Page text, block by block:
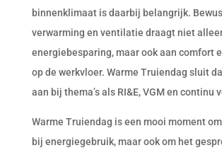
binnenklimaat is daarbij belangrijk.
verwarming en ventilatie draagt niet
energiebesparing, maar ook aan comfort
op de werkvloer. Warme Truiendag sluit
aan bij thema’s als RI&E, VGM en continu
Warme Truiendag is een mooi moment
bij energiegebruik, maar ook om het